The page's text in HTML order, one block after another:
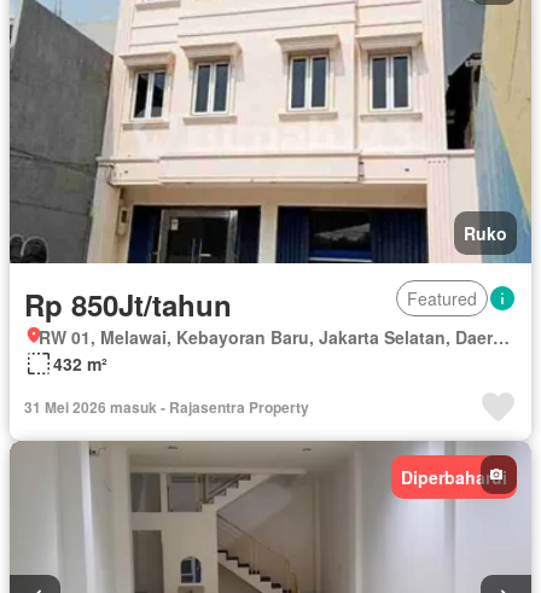
Ruko
Rp 850Jt/tahun
Featured
RW 01, Melawai, Kebayoran Baru, Jakarta Selatan, Daerah Khusus Ibukota Jakarta
432 m²
31 Mei 2026 masuk - Rajasentra Property
Diperbaharui